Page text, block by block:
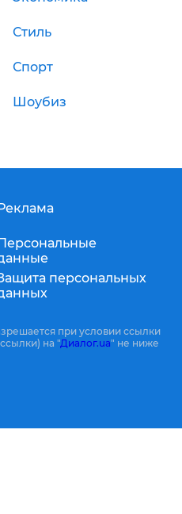
Стиль
Спорт
Шоубиз
персональных
при условии ссылки
на "Диалог.ua" не ниже